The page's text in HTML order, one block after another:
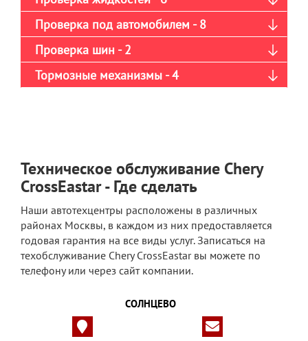
Проверка под автомобилем - 8
Проверка шин - 2
Тормозные механизмы - 4
Техническое обслуживание Chery
CrossEastar - Где сделать
Наши автотехцентры расположены в различных
районах Москвы, в каждом из них предоставляется
годовая гарантия на все виды услуг. Записаться на
техобслуживание Chery CrossEastar вы можете по
телефону или через сайт компании.
СОЛНЦЕВО